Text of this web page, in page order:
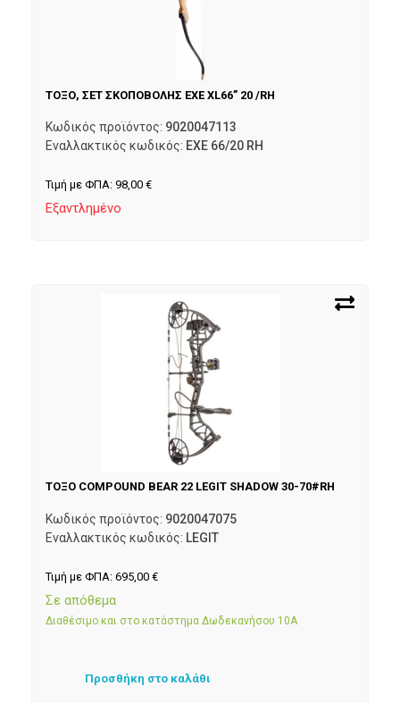
ΤΟΞΟ, ΣΕΤ ΣΚΟΠΟΒΟΛΗΣ EXE XL66” 20 /RH
Κωδικός προϊόντος: 9020047113
Εναλλακτικός κωδικός: EXE 66/20 RH
Τιμή με ΦΠΑ: 98,00 €
Εξαντλημένο
ΤΟΞΟ COMPOUND BEAR 22 LEGIT SHADOW 30-70#RH
Κωδικός προϊόντος: 9020047075
Εναλλακτικός κωδικός: LEGIT
Τιμή με ΦΠΑ: 695,00 €
Σε απόθεμα
Διαθέσιμο και στο κατάστημα Δωδεκανήσου 10Α
Προσθήκη στο καλάθι